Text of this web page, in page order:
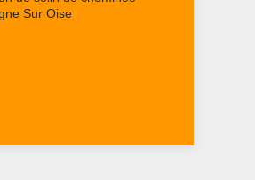
Sur Oise